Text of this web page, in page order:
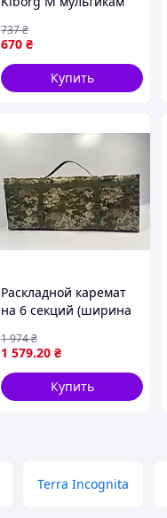
670 ₴
737₴
Купить
Раскладной каремат
на 6 секций (ширина
1 579.20 ₴
1 974₴
Купить
Terra Incognita